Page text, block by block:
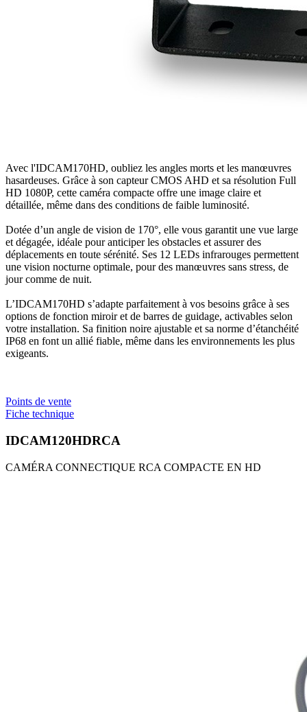
Avec l'IDCAM170HD, oubliez les angles morts et les manœuvres
hasardeuses. Grâce à son capteur CMOS AHD et sa résolution Full
HD 1080P, cette caméra compacte offre une image claire et
détaillée, même dans des conditions de faible luminosité.
Dotée d’un angle de vision de 170°, elle vous garantit une vue large
et dégagée, idéale pour anticiper les obstacles et assurer des
déplacements en toute sérénité. Ses 12 LEDs infrarouges permettent
une vision nocturne optimale, pour des manœuvres sans stress, de
jour comme de nuit.
L’IDCAM170HD s’adapte parfaitement à vos besoins grâce à ses
options de fonction miroir et de barres de guidage, activables selon
votre installation. Sa finition noire ajustable et sa norme d’étanchéité
IP68 en font un allié fiable, même dans les environnements les plus
exigeants.
Points de vente
Fiche technique
IDCAM120HDRCA
CAMÉRA CONNECTIQUE RCA COMPACTE EN HD